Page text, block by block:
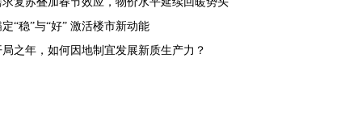
定“稳”与“好” 激活楼市新动能
局之年，如何因地制宜发展新质生产力？